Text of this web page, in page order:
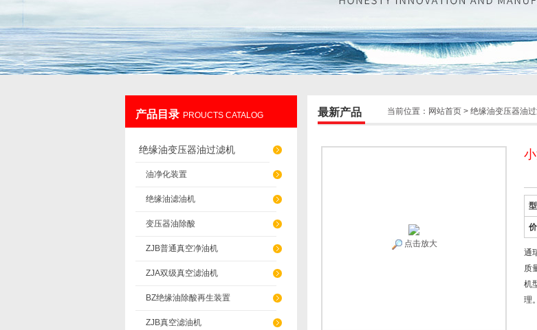
产品目录 PROUCTS CATALOG
绝缘油变压器油过滤机
油净化装置
绝缘油滤油机
变压器油除酸
ZJB普通真空净油机
ZJA双级真空滤油机
BZ绝缘油除酸再生装置
ZJB真空滤油机
当前位置： 网站首页 > 绝缘油变压器油
最新产品
通
质
机
理。
点击放大